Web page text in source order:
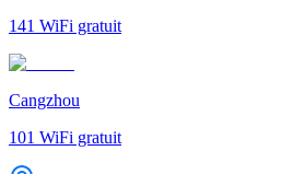
141 WiFi gratuit
Cangzhou
101 WiFi gratuit